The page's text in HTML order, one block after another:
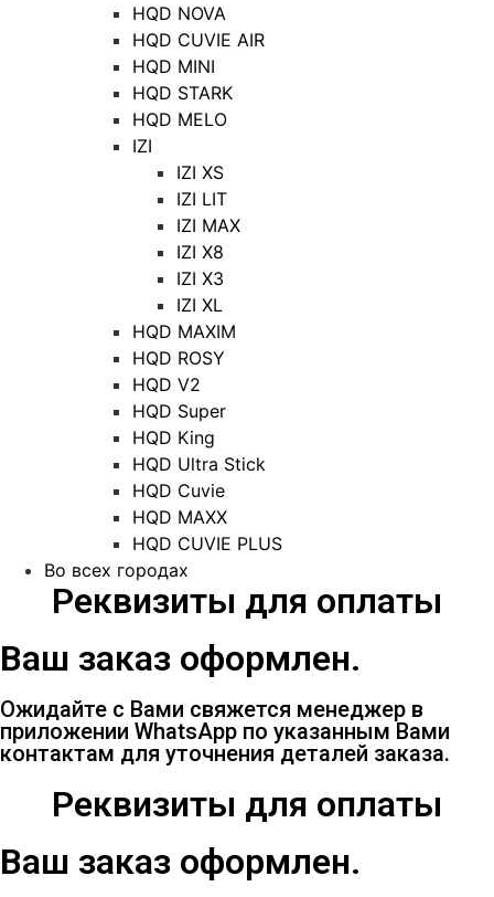
HQD NOVA
HQD CUVIE AIR
HQD MINI
HQD STARK
HQD MELO
IZI
IZI XS
IZI LIT
IZI MAX
IZI X8
IZI X3
IZI XL
HQD MAXIM
HQD ROSY
HQD V2
HQD Super
HQD King
HQD Ultra Stick
HQD Cuvie
HQD MAXX
HQD CUVIE PLUS
Во всех городах
Реквизиты для оплаты
Ваш заказ оформлен.
Ожидайте с Вами свяжется менеджер в
приложении WhatsApp по указанным Вами
контактам для уточнения деталей заказа.
Реквизиты для оплаты
Ваш заказ оформлен.